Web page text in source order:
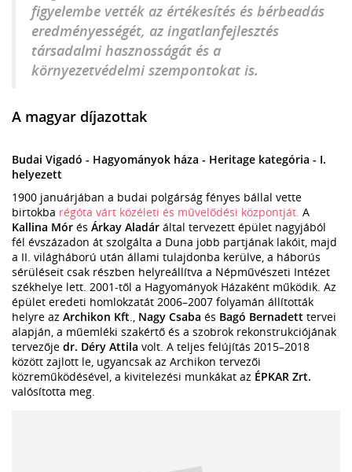
figyelembe vették az értékesítés és bérbeadás
eredményességét, az ingatlanfejlesztés
társadalmi hasznosságát és a
környezetvédelmi szempontokat is.
A magyar díjazottak
Budai Vigadó - Hagyományok háza - Heritage kategória - I.
helyezett
1900 januárjában a budai polgárság fényes bállal vette
birtokba régóta várt közéleti és művelődési központját. A
Kallina Mór és Árkay Aladár által tervezett épület nagyjából
fél évszázadon át szolgálta a Duna jobb partjának lakóit, majd
a II. világháború után állami tulajdonba kerülve, a háborús
sérüléseit csak részben helyreállítva a Népművészeti Intézet
székhelye lett. 2001-től a Hagyományok Házaként működik. Az
épület eredeti homlokzatát 2006–2007 folyamán állították
helyre az Archikon Kft., Nagy Csaba és Bagó Bernadett tervei
alapján, a műemléki szakértő és a szobrok rekonstrukciójának
tervezője dr. Déry Attila volt. A teljes felújítás 2015–2018
között zajlott le, ugyancsak az Archikon tervezői
közreműködésével, a kivitelezési munkákat az ÉPKAR Zrt.
valósította meg.